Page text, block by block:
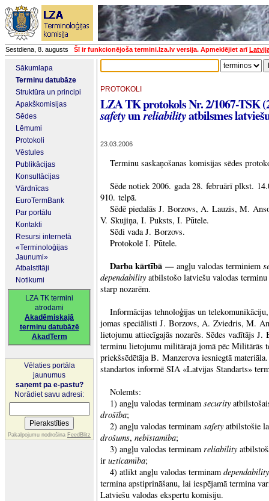
Sestdiena, 8. augusts Šī ir funkcionējoša termini.lza.lv versija. Apmeklējiet arī
Sākumlapa
Terminu datubāze
Struktūra un principi
Apakškomisijas
Sēdes
Lēmumi
Protokoli
Vēstules
Publikācijas
Konsultācijas
Vārdnīcas
EuroTermBank
Par portālu
Kontakti
Resursi internetā
«Terminoloģijas
Jaunumi»
Atbalstītāji
Notikumi
LZA TK termini
atrodami
Akadēmiskajā
terminu datubāzē
AkadTerm
Vēlaties portāla
jaunumus
saņemt pa e-pastu?
Norādiet savu adresi:
Pakalpojumu nodrošina FeedBlitz
PROTOKOLI
LZA TK protokols Nr. 2/1067-TSK
safetyunreliabilityatbilsmes
23.03.2006
Terminu saskaņošanas komisijas sēdes
Sēde notiek 2006. gada 28. februārī plkst.
910. telpā.
Sēdē piedalās J. Borzovs, A. Lauzis, M.
V. Skujiņa, I. Puksts, I. Pūtele.
Sēdi vada J. Borzovs.
Protokolē I. Pūtele.
Darba kārtībā — angļu valodas terminiem
dependabilityatbilstošo latviešu valodas terminu
starp nozarēm.
Informācijas tehnoloģijas un
jomas speciālisti J. Borzovs, A. Zviedris, M.
lietojumu attiecīgajās nozarēs. Sēdes vadītājs J.
terminu lietojumu militārajā jomā pēc Militārās
priekšsēdētāja B. Manzerova iesniegtā
standartos informē SIA «Latvijas Standarts»
Nolemts:
1) angļu valodas terminam security
drošība;
2) angļu valodas terminam safetyatbilstošie
drošums, nebīstamība;
3) angļu valodas terminam reliability
ir uzticamība;
4) atlikt angļu valodas terminam dependability
termina apstiprināšanu, lai iespējamā termina
Latviešu valodas ekspertu komisiju.